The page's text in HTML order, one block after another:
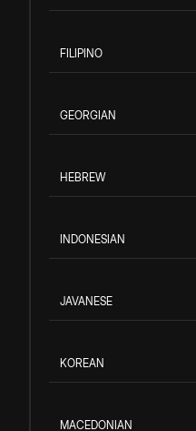
FILIPINO
GEORGIAN
HEBREW
INDONESIAN
JAVANESE
KOREAN
MACEDONIAN